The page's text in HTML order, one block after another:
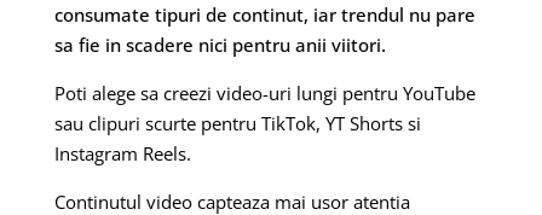
consumate tipuri de continut, iar trendul nu pare
sa fie in scadere nici pentru anii viitori.
Poti alege sa creezi video-uri lungi pentru YouTube
sau clipuri scurte pentru TikTok, YT Shorts si
Instagram Reels.
Continutul video capteaza mai usor atentia